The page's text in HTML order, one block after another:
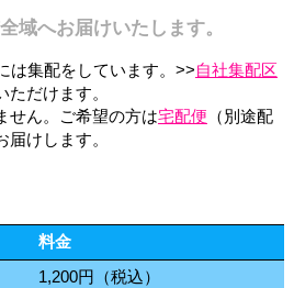
域へお届けいたします。
は集配をしています。>>自社集配区
ただけます。
せん。ご希望の方は宅配便 （別途配
けします。
料金
1,200円（税込）